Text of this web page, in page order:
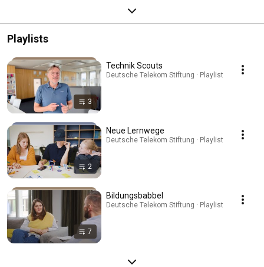
Playlists
3
Technik Scouts
Deutsche Telekom Stiftung · Playlist
2
Neue Lernwege
Deutsche Telekom Stiftung · Playlist
7
Bildungsbabbel
Deutsche Telekom Stiftung · Playlist